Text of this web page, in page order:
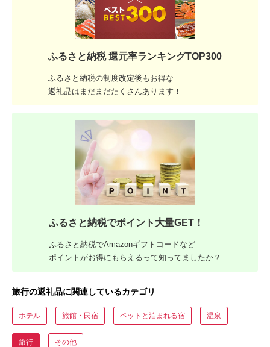
ふるさと納税 還元率ランキングTOP300
ふるさと納税の制度改定後もお得な
返礼品はまだまだたくさんあります！
ふるさと納税でポイント大量GET！
ふるさと納税でAmazonギフトコードなど
ポイントがお得にもらえるって知ってましたか？
旅行の返礼品に関連しているカテゴリ
ホテル 旅館・民宿 ペットと泊まれる宿 温泉
旅行 その他